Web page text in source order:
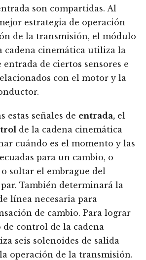
son compartidas. Al
estrategia de operación
de la transmisión, el módulo
cadena cinemática utiliza la
de ciertos sensores e
con el motor y la
estas señales de entrada, el
de la cadena cinemática
cuándo es el momento y las
para un cambio, o
soltar el embrague del
También determinará la
línea necesaria para
de cambio. Para lograr
de control de la cadena
seis solenoides de salida
operación de la transmisión.